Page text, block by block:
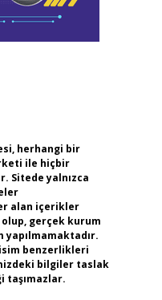
herhangi bir
ile hiçbir
Sitede yalnızca
alan içerikler
gerçek kurum
yapılmamaktadır.
benzerlikleri
bilgiler taslak
taşımazlar.